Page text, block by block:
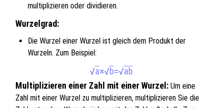
multiplizieren oder dividieren.
Wurzelgrad:
Die Wurzel einer Wurzel ist gleich dem Produkt der
Wurzeln. Zum Beispiel:
√a×√b=√ab
Multiplizieren einer Zahl mit einer Wurzel: Um eine
Zahl mit einer Wurzel zu multiplizieren, multiplizieren Sie die